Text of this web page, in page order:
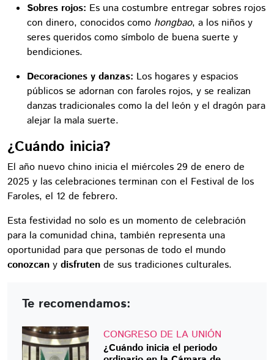
Sobres rojos: Es una costumbre entregar sobres rojos
con dinero, conocidos como hongbao, a los niños y
seres queridos como símbolo de buena suerte y
bendiciones.
Decoraciones y danzas: Los hogares y espacios
públicos se adornan con faroles rojos, y se realizan
danzas tradicionales como la del león y el dragón para
alejar la mala suerte.
¿Cuándo inicia?
El año nuevo chino inicia el miércoles 29 de enero de
2025 y las celebraciones terminan con el Festival de los
Faroles, el 12 de febrero.
Esta festividad no solo es un momento de celebración
para la comunidad china, también representa una
oportunidad para que personas de todo el mundo
conozcan y disfruten de sus tradiciones culturales.
Te recomendamos:
CONGRESO DE LA UNIÓN
¿Cuándo inicia el periodo